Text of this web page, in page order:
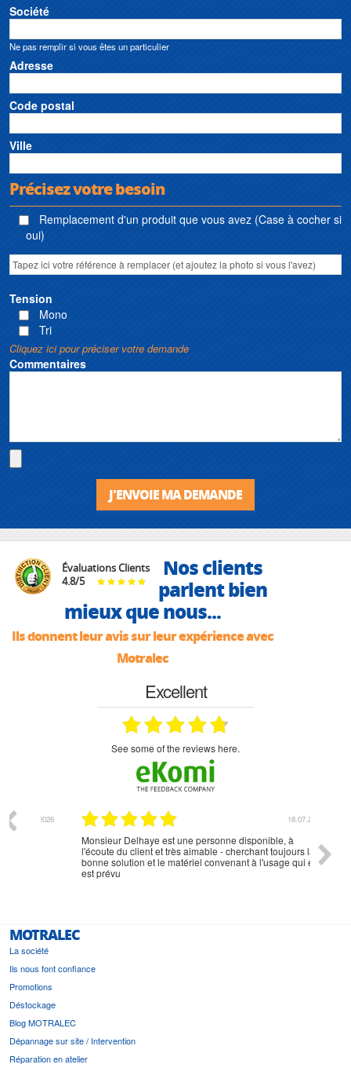
Société
Ne pas remplir si vous êtes un particulier
Adresse
Code postal
Ville
Précisez votre besoin
Remplacement d'un produit que vous avez (Case à cocher si
oui)
Tension
Mono
Tri
Cliquez ici pour préciser votre demande
Commentaires
J'ENVOIE MA DEMANDE
Évaluations Clients
4.8/5
Nos clients
parlent bien
mieux que nous...
Ils donnent leur avis sur leur expérience avec
Motralec
Excellent
see some of the reviews here.
18.07.2026
Monsieur Delhaye est une personne disponible, à
l'écoute du client et très aimable - cherchant toujours la
bonne solution et le matériel convenant à l'usage qui en
est prévu
MOTRALEC
La société
Ils nous font confiance
Promotions
Déstockage
Blog MOTRALEC
Dépannage sur site / Intervention
Réparation en atelier